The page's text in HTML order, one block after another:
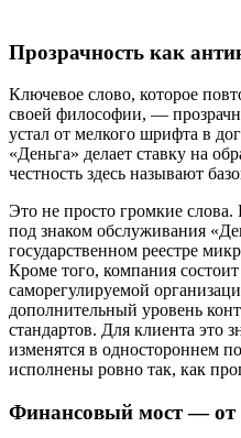
Прозрачность как
Ключевое слово, которое
своей философии, —
устал от мелкого шрифта в
«Деньга» делает ставку на
честность здесь называют
Это не просто громкие
под знаком обслуживания
государственном реестре
Кроме того, компания
саморегулируемой
дополнительный уровень
стандартов. Для клиента это
изменятся в одностороннем
исполнены ровно так, как
Финансовый мост — от